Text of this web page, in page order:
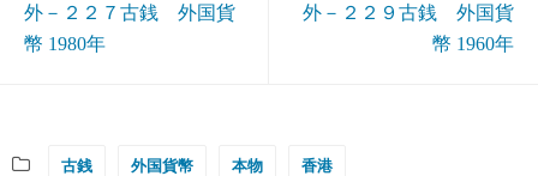
外－２２７古銭 外国貨
幣 1980年
外－２２９古銭 外国貨
幣 1960年
古銭 外国貨幣 本物 香港